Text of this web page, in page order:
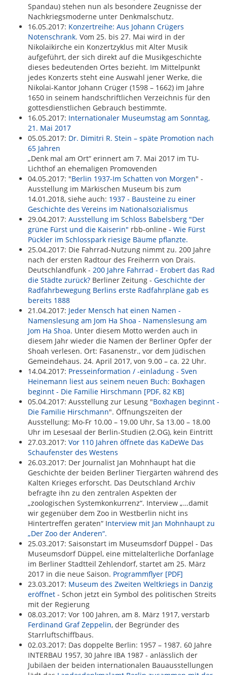
Spandau) stehen nun als besondere Zeugnisse der
Nachkriegsmoderne unter Denkmalschutz.
16.05.2017: Konzertreihe: Aus Johann Crügers
Notenschrank. Vom 25. bis 27. Mai wird in der
Nikolaikirche ein Konzertzyklus mit Alter Musik
aufgeführt, der sich direkt auf die Musikgeschichte
dieses bedeutenden Ortes bezieht. Im Mittelpunkt
jedes Konzerts steht eine Auswahl jener Werke, die
Nikolai-Kantor Johann Crüger (1598 – 1662) im Jahre
1650 in seinem handschriftlichen Verzeichnis für den
gottesdienstlichen Gebrauch bestimmte.
16.05.2017: Internationaler Museumstag am Sonntag,
21. Mai 2017
05.05.2017: Dr. Dimitri R. Stein – späte Promotion nach
65 Jahren
„Denk mal am Ort“ erinnert am 7. Mai 2017 im TU-
Lichthof an ehemaligen Promovenden
04.05.2017: "Berlin 1937-Im Schatten von Morgen" -
Ausstellung im Märkischen Museum bis zum
14.01.2018, siehe auch: 1937 - Bausteine zu einer
Geschichte des Vereins im Nationalsozialismus
29.04.2017: Ausstellung im Schloss Babelsberg "Der
grüne Fürst und die Kaiserin" rbb-online - Wie Fürst
Pückler im Schlosspark riesige Bäume pflanzte.
25.04.2017: Die Fahrrad-Nutzung nimmt zu. 200 Jahre
nach der ersten Radtour des Freiherrn von Drais.
Deutschlandfunk - 200 Jahre Fahrrad - Erobert das Rad
die Städte zurück? Berliner Zeitung - Geschichte der
Radfahrbewegung Berlins erste Radfahrpläne gab es
bereits 1888
21.04.2017: Jeder Mensch hat einen Namen -
Namenslesung am Jom Ha Shoa - Namenslesung am
Jom Ha Shoa. Unter diesem Motto werden auch in
diesem Jahr wieder die Namen der Berliner Opfer der
Shoah verlesen. Ort: Fasanenstr., vor dem Jüdischen
Gemeindehaus. 24. April 2017, von 9.00 – ca. 22 Uhr.
14.04.2017: Presseinformation / -einladung - Sven
Heinemann liest aus seinem neuen Buch: Boxhagen
beginnt - Die Familie Hirschmann [PDF, 82 KB]
05.04.2017: Ausstellung zur Lesung "Boxhagen beginnt -
Die Familie Hirschmann". Öffnungszeiten der
Ausstellung: Mo-Fr 10.00 – 19.00 Uhr, Sa 13.00 – 18.00
Uhr im Lesesaal der Berlin-Studien (2.OG), kein Eintritt
27.03.2017: Vor 110 Jahren öffnete das KaDeWe Das
Schaufenster des Westens
26.03.2017: Der Journalist Jan Mohnhaupt hat die
Geschichte der beiden Berliner Tiergärten während des
Kalten Krieges erforscht. Das Deutschland Archiv
befragte ihn zu den zentralen Aspekten der
„zoologischen Systemkonkurrenz“. Interview „…damit
wir gegenüber dem Zoo in Westberlin nicht ins
Hintertreffen geraten“ Interview mit Jan Mohnhaupt zu
„Der Zoo der Anderen“.
25.03.2017: Saisonstart im Museumsdorf Düppel - Das
Museumsdorf Düppel, eine mittelalterliche Dorfanlage
im Berliner Stadtteil Zehlendorf, startet am 25. März
2017 in die neue Saison. Programmflyer [PDF]
23.03.2017: Museum des Zweiten Weltkriegs in Danzig
eröffnet - Schon jetzt ein Symbol des politischen Streits
mit der Regierung
08.03.2017: Vor 100 Jahren, am 8. März 1917, verstarb
Ferdinand Graf Zeppelin, der Begründer des
Starrluftschiffbaus.
02.03.2017: Das doppelte Berlin: 1957 – 1987. 60 Jahre
INTERBAU 1957, 30 Jahre IBA 1987 - anlässlich der
Jubiläen der beiden internationalen Bauausstellungen